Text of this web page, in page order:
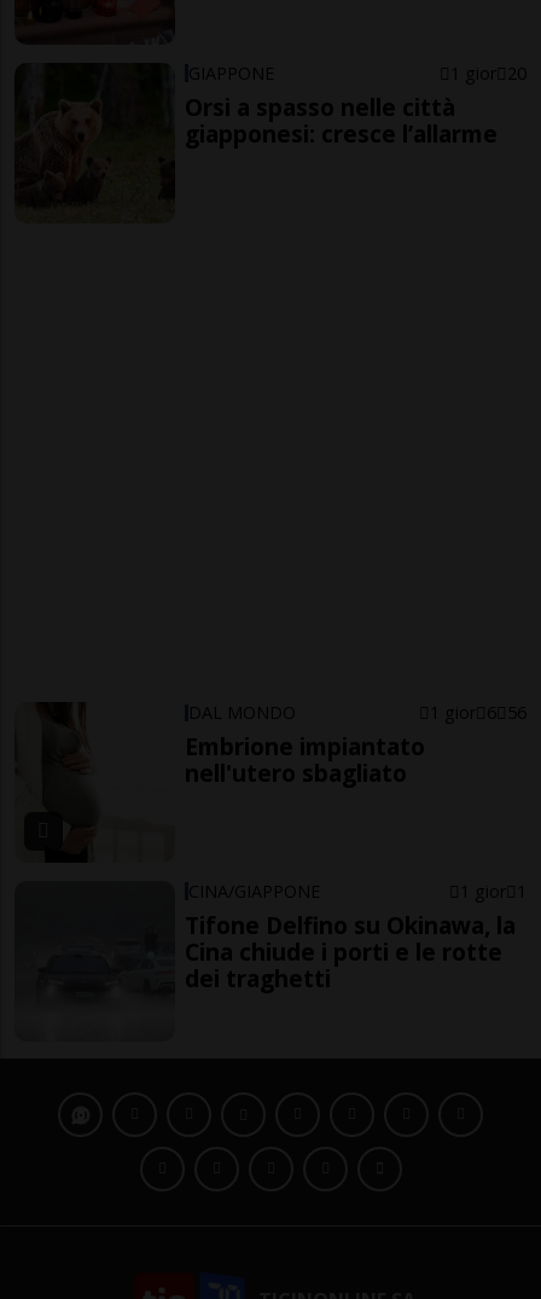
GIAPPONE 1 gior 20
Orsi a spasso nelle città
giapponesi: cresce l’allarme
DAL MONDO 1 gior 6 56
Embrione impiantato
nell'utero sbagliato
CINA/GIAPPONE 1 gior 1
Tifone Delfino su Okinawa, la
Cina chiude i porti e le rotte
dei traghetti